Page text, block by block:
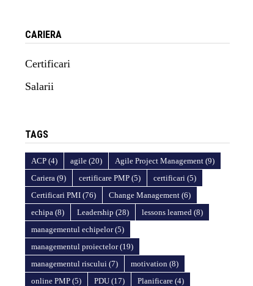
CARIERA
Certificari
Salarii
TAGS
ACP(4) agile(20) Agile Project Management(9)
Cariera (9) certificare PMP(5) certificari (5)
Certificari PMI(76) Change Management(6)
echipa (8) Leadership (28) lessons learned (8)
managementul echipelor(5)
managementul proiectelor(19)
managementul riscului (7) motivation (8)
online PMP(5) PDU(17) Planificare(4)